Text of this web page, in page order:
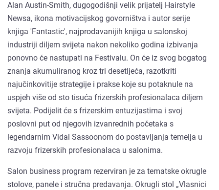
Alan Austin-Smith, dugogodišnji velik prijatelj Hairstyle
Newsa, ikona motivacijskog govorništva i autor serije
knjiga 'Fantastic', najprodavanijih knjiga u salonskoj
industriji diljem svijeta nakon nekoliko godina izbivanja
ponovno će nastupati na Festivalu. On će iz svog bogatog
znanja akumuliranog kroz tri desetljeća, razotkriti
najučinkovitije strategije i prakse koje su potaknule na
uspjeh više od sto tisuća frizerskih profesionalaca diljem
svijeta. Podijelit će s frizerskim entuzijastima i svoj
poslovni put od njegovih izvanrednih početaka s
legendarnim Vidal Sassoonom do postavljanja temelja u
razvoju frizerskih profesionalaca u salonima.
Salon business program rezerviran je za tematske okrugle
stolove, panele i stručna predavanja. Okrugli stol „Vlasnici